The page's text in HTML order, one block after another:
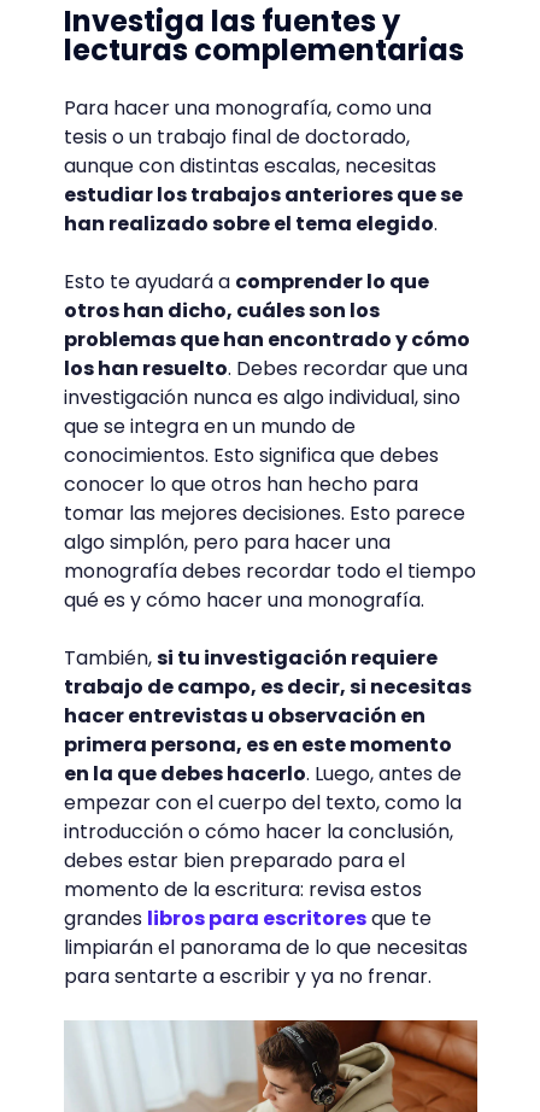
Investiga las fuentes y
lecturas complementarias
Para hacer una monografía, como una
tesis o un trabajo final de doctorado,
aunque con distintas escalas, necesitas
estudiar los trabajos anteriores que se
han realizado sobre el tema elegido.
Esto te ayudará a comprender lo que
otros han dicho, cuáles son los
problemas que han encontrado y cómo
los han resuelto. Debes recordar que una
investigación nunca es algo individual, sino
que se integra en un mundo de
conocimientos. Esto significa que debes
conocer lo que otros han hecho para
tomar las mejores decisiones. Esto parece
algo simplón, pero para hacer una
monografía debes recordar todo el tiempo
qué es y cómo hacer una monografía.
También,si tu investigación requiere
trabajo de campo, es decir, si necesitas
hacer entrevistas u observación en
primera persona, es en este momento
en la que debes hacerlo. Luego, antes de
empezar con el cuerpo del texto, como la
introducción o cómo hacer la conclusión,
debes estar bien preparado para el
momento de la escritura: revisa estos
grandes libros para escritoresque te
limpiarán el panorama de lo que necesitas
para sentarte a escribir y ya no frenar.